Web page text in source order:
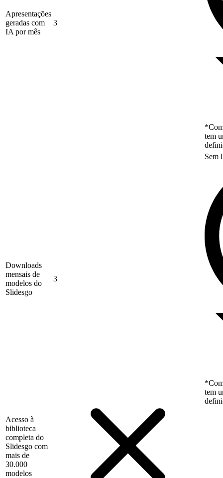
Apresentações
geradas com
IA por mês
3
tem
Downloads
mensais de
modelos do
Slidesgo
3
Sem
tem
Acesso à
biblioteca
completa do
Slidesgo com
mais de
30.000
modelos